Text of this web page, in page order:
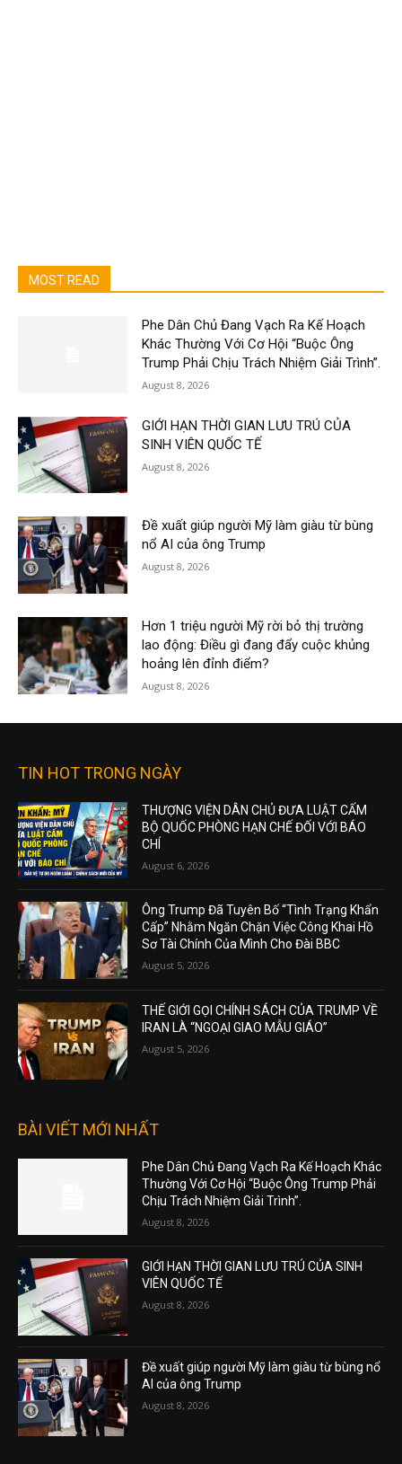
MOST READ
Phe Dân Chủ Đang Vạch Ra Kế Hoạch
Khác Thường Với Cơ Hội “Buộc Ông
Trump Phải Chịu Trách Nhiệm Giải Trình”.
August 8, 2026
GIỚI HẠN THỜI GIAN LƯU TRÚ CỦA
SINH VIÊN QUỐC TẾ
August 8, 2026
Đề xuất giúp người Mỹ làm giàu từ bùng
nổ AI của ông Trump
August 8, 2026
Hơn 1 triệu người Mỹ rời bỏ thị trường
lao động: Điều gì đang đẩy cuộc khủng
hoảng lên đỉnh điểm?
August 8, 2026
TIN HOT TRONG NGÀY
THƯỢNG VIỆN DÂN CHỦ ĐƯA LUẬT CẤM
BỘ QUỐC PHÒNG HẠN CHẾ ĐỐI VỚI BÁO
CHÍ
August 6, 2026
Ông Trump Đã Tuyên Bố “Tình Trạng Khẩn
Cấp” Nhằm Ngăn Chặn Việc Công Khai Hồ
Sơ Tài Chính Của Mình Cho Đài BBC
August 5, 2026
THẾ GIỚI GỌI CHÍNH SÁCH CỦA TRUMP VỀ
IRAN LÀ “NGOẠI GIAO MẪU GIÁO”
August 5, 2026
BÀI VIẾT MỚI NHẤT
Phe Dân Chủ Đang Vạch Ra Kế Hoạch Khác
Thường Với Cơ Hội “Buộc Ông Trump Phải
Chịu Trách Nhiệm Giải Trình”.
August 8, 2026
GIỚI HẠN THỜI GIAN LƯU TRÚ CỦA SINH
VIÊN QUỐC TẾ
August 8, 2026
Đề xuất giúp người Mỹ làm giàu từ bùng nổ
AI của ông Trump
August 8, 2026